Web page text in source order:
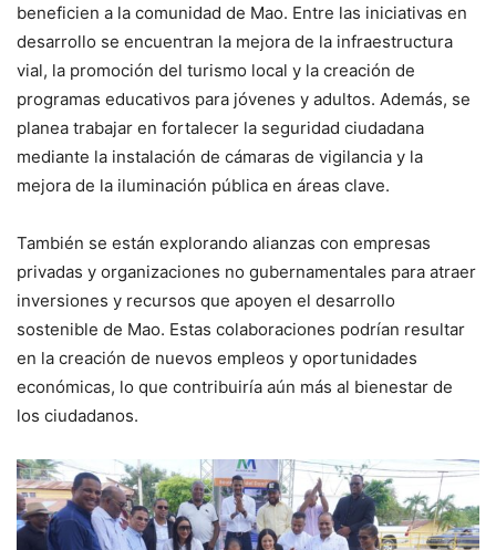
beneficien a la comunidad de Mao. Entre las iniciativas en
desarrollo se encuentran la mejora de la infraestructura
vial, la promoción del turismo local y la creación de
programas educativos para jóvenes y adultos. Además, se
planea trabajar en fortalecer la seguridad ciudadana
mediante la instalación de cámaras de vigilancia y la
mejora de la iluminación pública en áreas clave.
También se están explorando alianzas con empresas
privadas y organizaciones no gubernamentales para atraer
inversiones y recursos que apoyen el desarrollo
sostenible de Mao. Estas colaboraciones podrían resultar
en la creación de nuevos empleos y oportunidades
económicas, lo que contribuiría aún más al bienestar de
los ciudadanos.